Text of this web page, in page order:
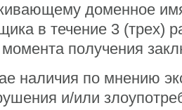
доменное
в течение 3 (трех)
получения
наличия по мнению
и/или